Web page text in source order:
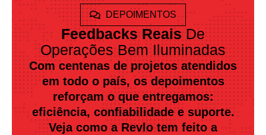
DEPOIMENTOS
Feedbacks ReaisDe
Operações Bem Iluminadas
Com centenas de projetos atendidos
em todo o país, os depoimentos
reforçam o que entregamos:
eficiência, confiabilidade e suporte.
Veja como a Revlo tem feito a